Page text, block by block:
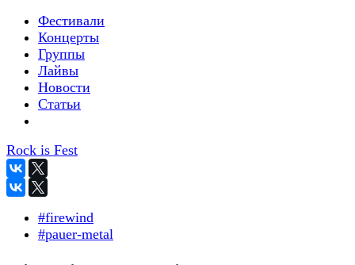
Фестивали
Концерты
Группы
Лайвы
Новости
Статьи
Rock is Fest
#firewind
#pauer-metal